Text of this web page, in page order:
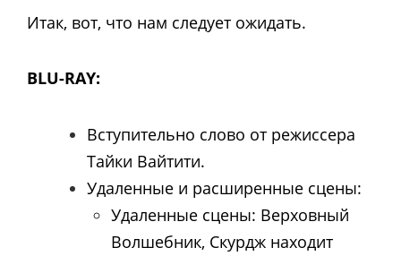
Итак, вот, что нам следует ожидать.
BLU-RAY:
Вступительно слово от режиссера
Тайки Вайтити.
Удаленные и расширенные сцены:
Удаленные сцены: Верховный
Волшебник, Скурдж находит